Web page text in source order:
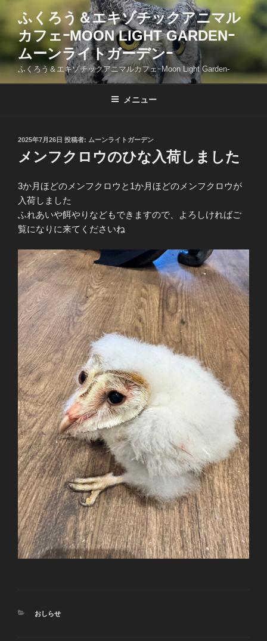
ン
テ
ツ
ふくろう＆エキゾチックアニマル
カフェｰMOON LIGHT GARDENｰ
ムーンライトガーデンｰ
ふくろう＆エキゾチックアニマルカフェｰMoon Light Garden-
メニュー
投
日:
2025年7月26日 投稿者: ムーンライトガーデン
メンフクロウのひな入荷しました
3か月ほどのメンフクロウと1か月ほどのメンフクロウが
入荷しました
ふれあいや餌やりなどもできますので、よろしければご
覧になりに来てくださいね
カ
おしらせ